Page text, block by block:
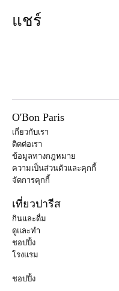
แชร์
O'Bon Paris
เกี่ยวกับเรา
ติดต่อเรา
ข้อมูลทางกฎหมาย
ความเป็นส่วนตัวและคุกกี้
จัดการคุกกี้
เที่ยวปารีส
กินและดื่ม
ดูและทำ
ชอปปิ้ง
โรงแรม
ชอปปิ้ง